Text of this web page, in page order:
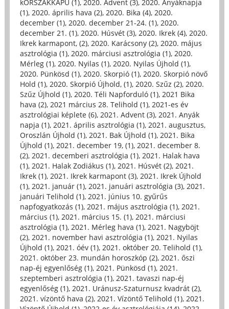
kORSZAKKAPU (1), 2020. Advent (3), 2020. Anyáknapja
(1), 2020. április hava (2), 2020. Bika (4), 2020.
december (1), 2020. december 21-24. (1), 2020.
december 21. (1), 2020. Húsvét (3), 2020. Ikrek (4), 2020.
Ikrek karmapont, (2), 2020. Karácsony (2), 2020. május
asztrológia (1), 2020. márciusi asztrológia (1), 2020.
Mérleg (1), 2020. Nyilas (1), 2020. Nyilas Újhold (1),
2020. Pünkösd (1), 2020. Skorpió (1), 2020. Skorpió növő
Hold (1), 2020. Skorpió Újhold, (1), 2020. Szűz (2), 2020.
Szűz Újhold (1), 2020. Téli Napforduló (1), 2021 Bika
hava (2), 2021 március 28. Telihold (1), 2021-es év
asztrológiai képlete (6), 2021. Advent (3), 2021. Anyák
napja (1), 2021. április asztrológia (1), 2021. augusztus,
Oroszlán Újhold (1), 2021. Bak Újhold (1), 2021. Bika
Újhold (1), 2021. december 19, (1), 2021. december 8.
(2), 2021. decemberi asztrológia (1), 2021. Halak hava
(1), 2021. Halak Zodiákus (1), 2021. Húsvét (2), 2021.
Ikrek (1), 2021. Ikrek karmapont (3), 2021. Ikrek Újhold
(1), 2021. január (1), 2021. januári asztrológia (3), 2021.
januári Telihold (1), 2021. június 10. gyűrűs
napfogyatkozás (1), 2021. május asztrológia (1), 2021.
március (1), 2021. március 15. (1), 2021. márciusi
asztrológia (1), 2021. Mérleg hava (1), 2021. Nagyböjt
(2), 2021. november havi asztrológia (1), 2021. Nyilas
Újhold (1), 2021. óév (1), 2021. október 20. Telihold (1),
2021. október 23. mundán horoszkóp (2), 2021. őszi
nap-éj egyenlőség (1), 2021. Pünkösd (1), 2021.
szeptemberi asztrológia (1), 2021. tavaszi nap-éj
egyenlőség (1), 2021. Uránusz-Szaturnusz kvadrát (2),
2021. vízöntő hava (2), 2021. Vízöntő Telihold (1), 2021.